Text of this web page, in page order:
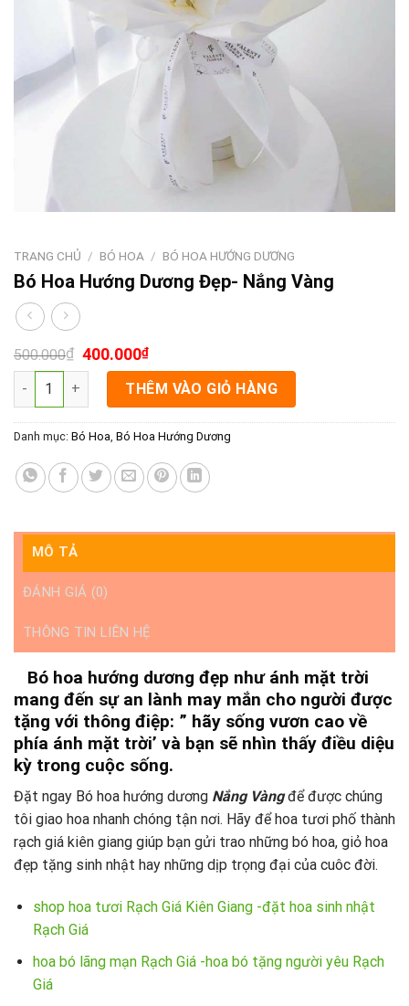
TRANG CHỦ / BÓ HOA / BÓ HOA HƯỚNG DƯƠNG
Bó Hoa Hướng Dương Đẹp- Nắng Vàng
500.000₫ 400.000₫
Bó Hoa Hướng Dương Đẹp- Nắng Vàng số lượng
THÊM VÀO GIỎ HÀNG
Danh mục: Bó Hoa Bó Hoa Hướng Dương
MÔ TẢ
ĐÁNH GIÁ (0)
THÔNG TIN LIÊN HỆ
Bó hoa hướng dương đẹp như ánh mặt trời
mang đến sự an lành may mắn cho người được
tặng với thông điệp: ” hãy sống vươn cao về
phía ánh mặt trời’ và bạn sẽ nhìn thấy điều diệu
kỳ trong cuộc sống.
Đặt ngay Bó hoa hướng dương Nắng Vàngđể được chúng
tôi giao hoa nhanh chóng tận nơi. Hãy để hoa tươi phố thành
rạch giá kiên giang giúp bạn gửi trao những bó hoa, giỏ hoa
đẹp tặng sinh nhật hay những dịp trọng đại của cuôc đời.
shop hoa tươi Rạch Giá Kiên Giang -đặt hoa sinh nhật
Rạch Giá
hoa bó lãng mạn Rạch Giá -hoa bó tặng người yêu Rạch
Giá